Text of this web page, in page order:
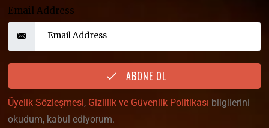
Email Address
ABONE OL
Üyelik Sözleşmesi, Gizlilik ve Güvenlik Politikası bilgilerini
okudum, kabul ediyorum.